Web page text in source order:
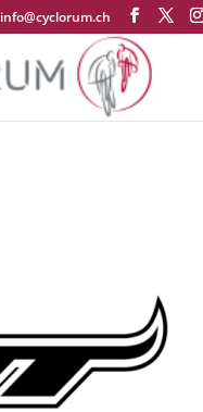
info@cyclorum.ch